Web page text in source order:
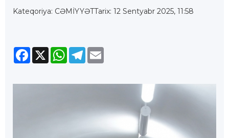
Kateqoriya: CƏMİYYƏTTarix: 12 Sentyabr 2025, 11:58
Facebook
X WhatsApp
Telegram